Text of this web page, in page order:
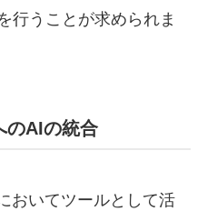
行うことが求められま
のAIの統合
おいてツールとして活